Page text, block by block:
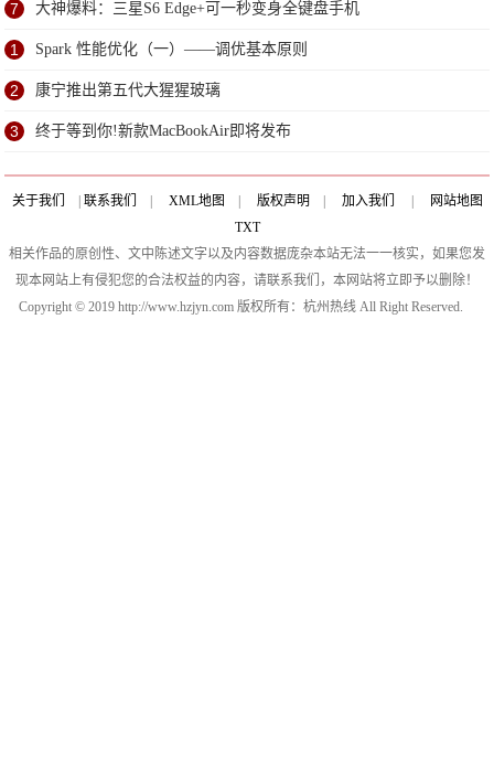
7 大神爆料：三星S6 Edge+可一秒变身全键盘手机
1 Spark 性能优化（一）——调优基本原则
2 康宁推出第五代大猩猩玻璃
3 终于等到你!新款MacBookAir即将发布
关于我们 联系我们 XML地图 版权声明 加入我们
网站地图
TXT
相关作品的原创性、文中陈述文字以及内容数据庞杂本站无法一一核实，如果您发
现本网站上有侵犯您的合法权益的内容，请联系我们，本网站将立即予以删除！
Copyright © 2019 http://www.hzjyn.com 版权所有：杭州热线 All Right Reserved.